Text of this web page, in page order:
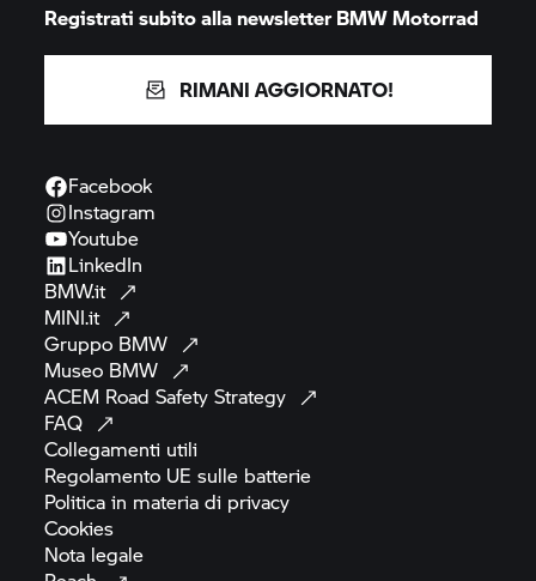
Registrati subito alla newsletterBMW Motorrad
RIMANI AGGIORNATO!
Facebook
Instagram
Youtube
LinkedIn
BMW.it
MINI.it
Gruppo BMW
Museo BMW
ACEM Road SafetyStrategy
FAQ
Collegamenti utili
Regolamento UE sulle batterie
Politica in materia di privacy
Cookies
Nota legale